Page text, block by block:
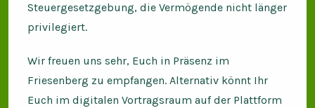
Steuergesetzgebung, die Vermögende nicht länger
privilegiert.
Wir freuen uns sehr, Euch in Präsenz im
Friesenberg zu empfangen. Alternativ könnt Ihr
Euch im digitalen Vortragsraum auf der Plattform